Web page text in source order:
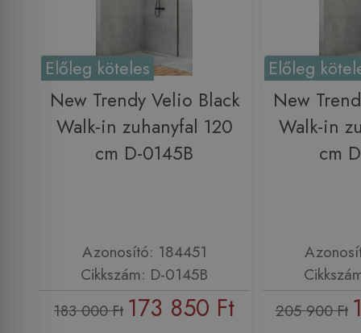
Előleg köteles
New Trendy Velio Black
Walk-in zuhanyfal 120
cm D-0145B
Azonosító: 184451
Cikkszám: D-0145B
183 000 Ft 173 850 Ft
Előleg
New
Walk-in
cm
205 900 Ft